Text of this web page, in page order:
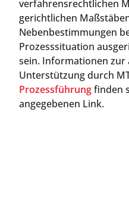
verfahrensrechtlichen
gerichtlichen
Nebenbestimmungen
Prozesssituation
sein. Informationen zur
Unterstützung durch
Prozessführungfinden
angegebenen Link.